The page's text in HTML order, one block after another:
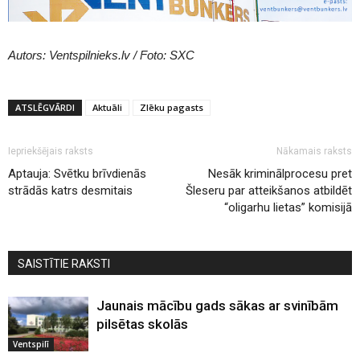
Autors: Ventspilnieks.lv / Foto: SXC
ATSLĒGVĀRDI Aktuāli Zlēku pagasts
Iepriekšējais raksts
Aptauja: Svētku brīvdienās
strādās katrs desmitais
Nākamais raksts
Nesāk kriminālprocesu pret
Šleseru par atteikšanos atbildēt
“oligarhu lietas” komisijā
SAISTĪTIE RAKSTI
Ventspilī
Jaunais mācību gads sākas ar svinībām
pilsētas skolās